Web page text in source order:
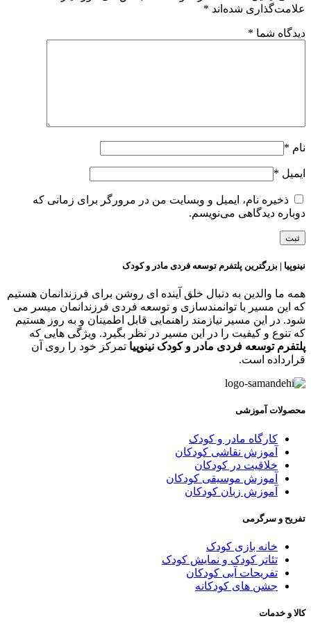
شده‌اند*
شما*
*
*
ذخیره نام، ایمیل و وبسایت من در مرورگر برای زمانی که
دیدگاهی می‌نویسم.
| بزرگترین پلتفرم توسعه فردی مادر و کودک
ما والدین به دنبال خلق آینده ای روشن برای فرزندانمان هستیم
این مسیر با توانمندسازی و توسعه فردی فرزندانمان میسر می
در این مسیر نیازمند راهنمایی قابل اطمینان و به روز هستیم
تنوع و کیفیت را در این مسیر در نظر بگیرد. ویژگی هایی که
توسعه فردی مادر و کودک نینوپیاتمرکز خود را روی آن
است.
آموزشی
کارگاه مادر و کودک
آموزش نقاشی کودکان
خلاقیت در کودکان
آموزش موسیقی کودکان
آموزش زبان کودکان
و سرگرمی
خانه بازی کودک
تئاتر کودک و نمایش کودک
تفریحات آبی کودکان
جشن های کودکانه
و خدمات